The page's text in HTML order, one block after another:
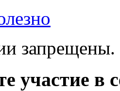
запрещены.
участие в